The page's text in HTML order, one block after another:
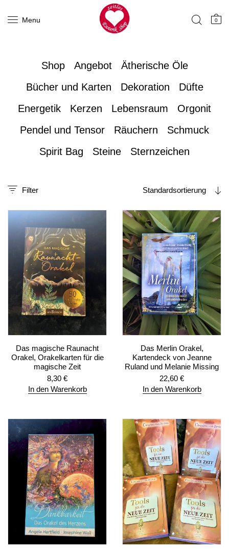
Menu 0
Filter
Shop Angebot
Ätherische Öle
Bücher und Karten
Dekoration
Düfte
Energetik
Kerzen Lebensraum
Orgonit
Pendel und Tensor
Räuchern
Schmuck
Spirit Bag
Steine Sternzeichen
Standardsortierung
Das magische Raunacht
Orakel, Orakelkarten für die
magische Zeit
8,30 €
In den Warenkorb
Das Merlin Orakel,
Kartendeck von Jeanne
Ruland und Melanie Missing
22,60 €
In den Warenkorb